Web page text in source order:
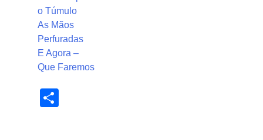
o Túmulo
As Mãos
Perfuradas
E Agora –
Que Faremos